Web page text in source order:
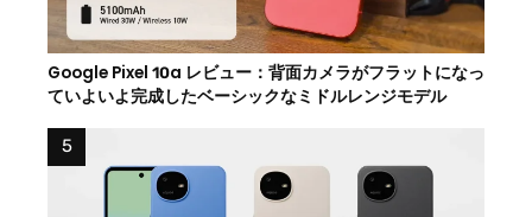
Google Pixel 10a レビュー：背面カメラがフラットになっ
ていよいよ完成したベーシックなミドルレンジモデル